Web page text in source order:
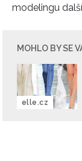
modelingu
MOHLO BY SE
elle.cz